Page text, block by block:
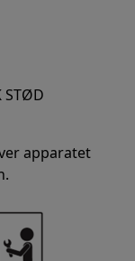
STØD
apparatet